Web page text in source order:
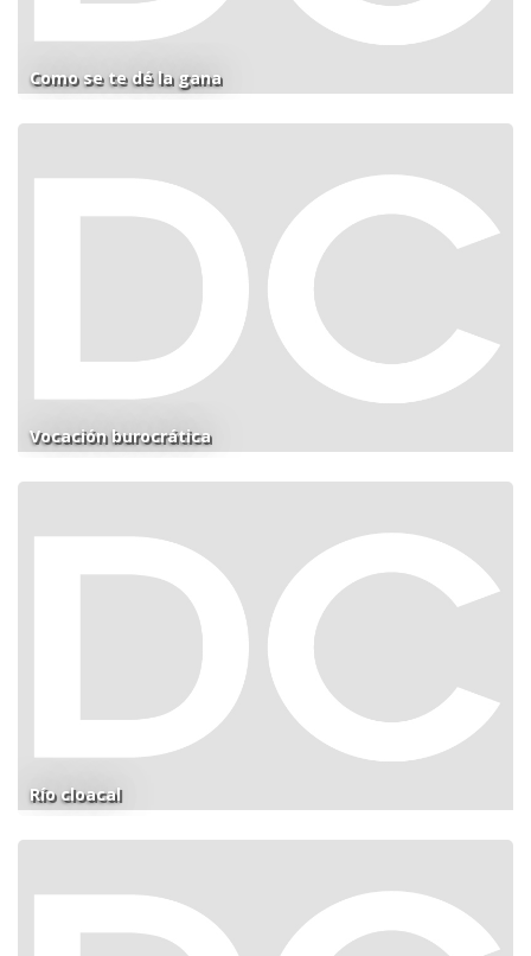
Como se te dé la gana
Vocación burocrática
Río cloacal